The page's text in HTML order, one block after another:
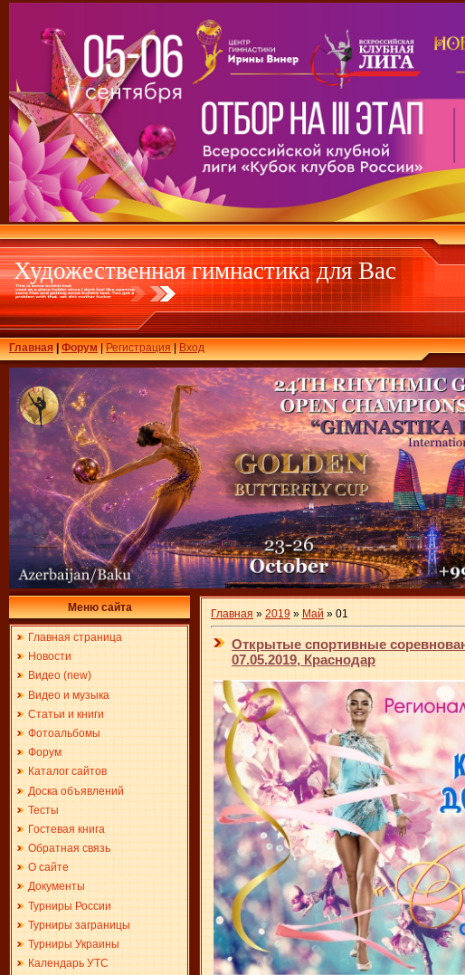
Художественная гимнастика для Вас
Главная|Форум |Регистрация|Вход
Меню сайта
Главная страница
Новости
Видео (new)
Видео и музыка
Статьи и книги
Фотоальбомы
Форум
Каталог сайтов
Доска объявлений
Тесты
Гостевая книга
Обратная связь
О сайте
Документы
Турниры России
Турниры заграницы
Турниры Украины
Календарь УТС
Главная » 2019 » Май » 01
Открытые спортивные
07.05.2019, Краснодар